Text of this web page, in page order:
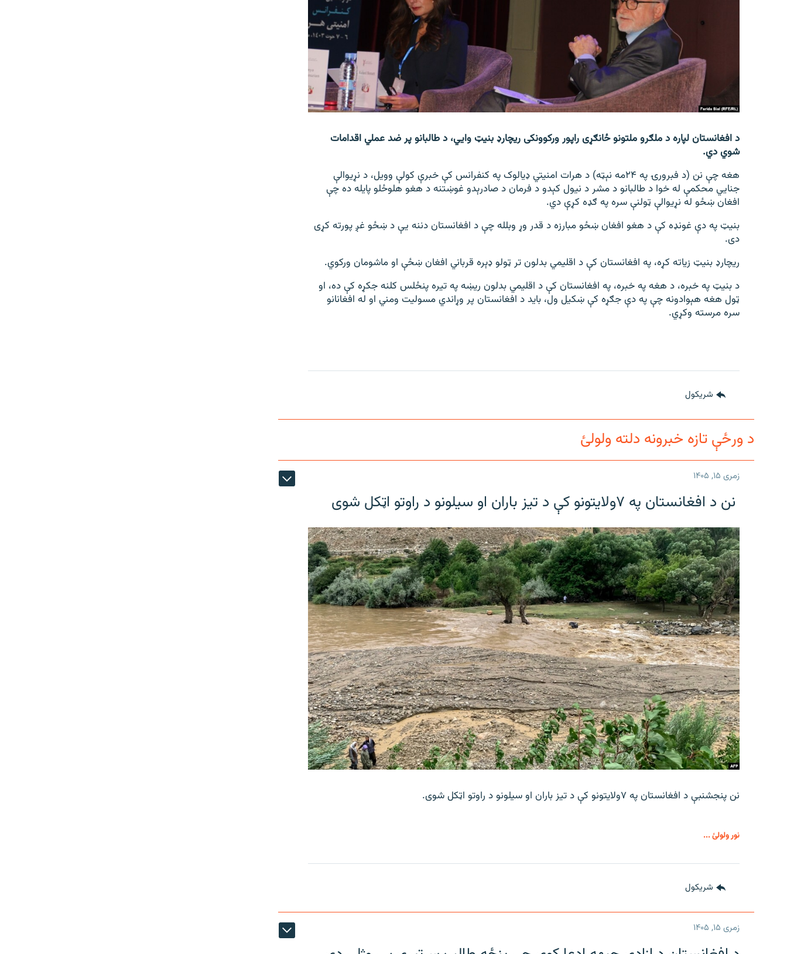
د افغانستان لپاره د ملګرو ملتونو ځانګړی راپور ورکوونکی ریچارډ بنیټ وايي، د طالبانو پر ضد عملي اقدامات
شوي دي.
هغه چې نن (د فبرورۍ په ۲۴مه نېټه) د هرات امنیتي ډیالوک په کنفرانس کې خبرې کولې وویل، د نړیوالې
جنایي محکمې له خوا د طالبانو د مشر د نیول کېدو د فرمان د صادرېدو غوښتنه د هغو هلوځلو پایله ده چې
افغان ښځو له نړیوالې ټولنې سره په ګډه کړې دي.
بنیټ په دې غونډه کې د هغو افغان ښځو مبارزه د قدر وړ وبلله چې د افغانستان دننه يې د ښځو غږ پورته کړی
دی.
ریچارډ بنیټ زیاته کړه، په افغانستان کې د اقلیمي بدلون تر ټولو ډېره قرباني افغان ښځې او ماشومان ورکوي.
د بنیټ په خبره، د هغه په خبره، په افغانستان کې د اقلیمي بدلون ریښه په تیره پنځلس کلنه جکړه کې ده، او
ټول هغه هېوادونه چې په دې جګړه کې ښکیل ول، باید د افغانستان پر وړاندي مسولیت ومني او له افغانانو
سره مرسته وکړي.
شريکول
د ورځې تازه خبرونه دلته ولولئ
زمری ۱۵, ۱۴۰۵
نن د افغانستان په ۷ولایتونو کې د تیز باران او سیلونو د راوتو اټکل شوی
نن پنجشنبې د افغانستان په ۷ولایتونو کې د تیز باران او سیلونو د راوتو اټکل شوی.
نور ولولئ ...
شريکول
زمری ۱۵, ۱۴۰۵